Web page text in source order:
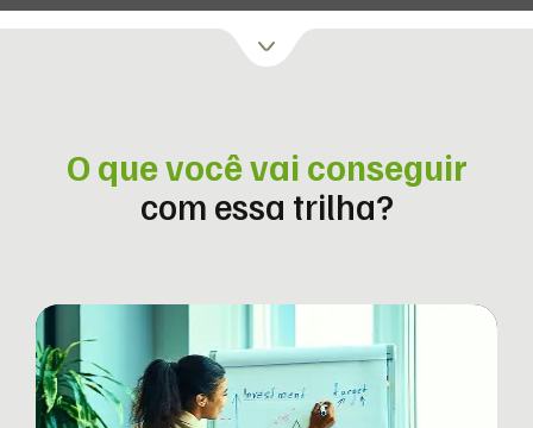
O que você vai conseguir
com essa trilha?